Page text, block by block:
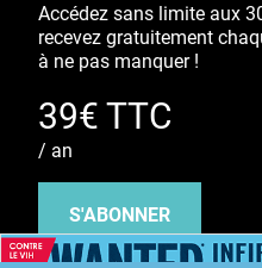
Accédez sans limite aux
recevez gratuitement
à ne pas manquer !
39€ TTC
/ an
S'ABONNER